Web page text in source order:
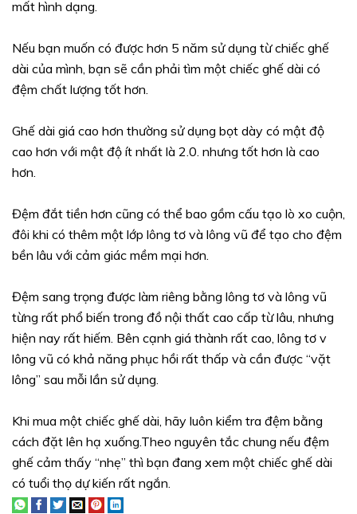
mất hình dạng.
Nếu bạn muốn có được hơn 5 năm sử dụng từ chiếc ghế
dài của mình, bạn sẽ cần phải tìm một chiếc ghế dài có
đệm chất lượng tốt hơn.
Ghế dài giá cao hơn thường sử dụng bọt dày có mật độ
cao hơn với mật độ ít nhất là 2.0. nhưng tốt hơn là cao
hơn.
Đệm đắt tiền hơn cũng có thể bao gồm cấu tạo lò xo cuộn,
đôi khi có thêm một lớp lông tơ và lông vũ để tạo cho đệm
bền lâu với cảm giác mềm mại hơn.
Đệm sang trọng được làm riêng bằng lông tơ và lông vũ
từng rất phổ biến trong đồ nội thất cao cấp từ lâu, nhưng
hiện nay rất hiếm. Bên cạnh giá thành rất cao, lông tơ v
lông vũ có khả năng phục hồi rất thấp và cần được “vặt
lông” sau mỗi lần sử dụng.
Khi mua một chiếc ghế dài, hãy luôn kiểm tra đệm bằng
cách đặt lên hạ xuống.Theo nguyên tắc chung nếu đệm
ghế cảm thấy “nhẹ” thì bạn đang xem một chiếc ghế dài
có tuổi thọ dự kiến ​​rất ngắn.